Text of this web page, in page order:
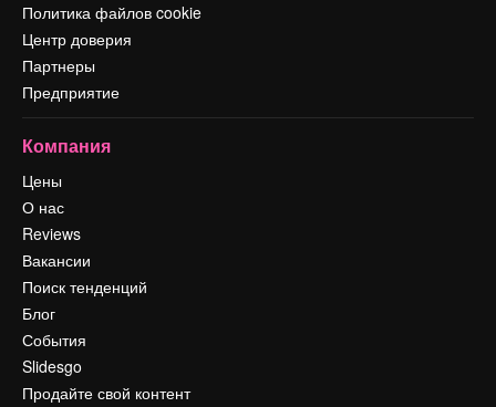
Политика файлов cookie
Центр доверия
Партнеры
Предприятие
Компания
Цены
О нас
Reviews
Вакансии
Поиск тенденций
Блог
События
Slidesgo
Продайте свой контент